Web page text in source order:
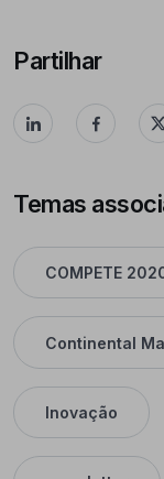
Partilhar
Temas
COMPETE
Continental
Inovação